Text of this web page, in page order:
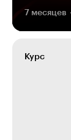
7 месяцев
Курс